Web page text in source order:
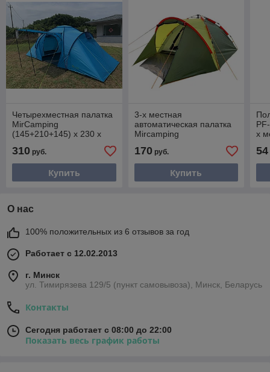
Четырехместная палатка
MirCamping
(145+210+145) х 230 х
310 руб.
Купить
3-х местная
автоматическая палатка
Mircamping
170руб.
Купить
х
54
О нас
100% положительных из 6 отзывов за год
Работает с 12.02.2013
г. Минск
ул. Тимирязева 129/5 (пункт самовывоза), Минск, Беларусь
Контакты
Сегодня работает с 08:00 до 22:00
Показать весь график работы